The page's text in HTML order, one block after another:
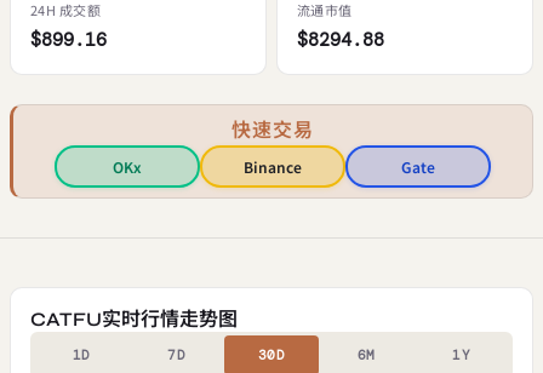
24H 成交额
$899.16
流通市值
$8294.88
快速交易
OKx Binance Gate
CATFU实时行情走势图
1D 7D 30D 6M 1Y